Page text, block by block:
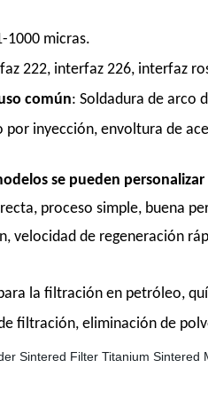
1000 micras.
222, interfaz 226, interfaz
común: Soldadura de arco
por inyección, envoltura de
se pueden
proceso simple, buena
velocidad de regeneración
la filtración en petróleo,
filtración, eliminación de